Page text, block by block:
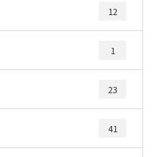
12
1
23
41